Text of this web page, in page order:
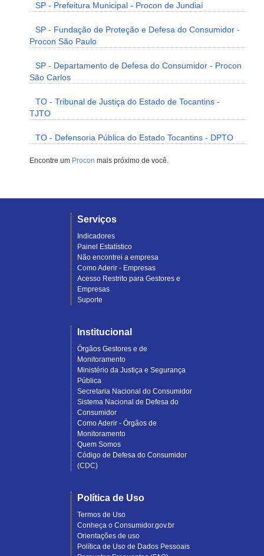
SP - Prefeitura Municipal - Procon de Jundiaí
SP - Fundação de Proteção e Defesa do Consumidor -
Procon São Paulo
SP - Departamento de Defesa do Consumidor - Procon
São Carlos
TO - Tribunal de Justiça do Estado de Tocantins -
TJTO
TO - Defensoria Pública do Estado Tocantins - DPTO
Encontre um Procon mais próximo de você.
Serviços
Indicadores
Painel Estatístico
Não encontrei a empresa
Como Aderir - Empresas
Acesso Restrito para Gestores e
Empresas
Suporte
Institucional
Órgãos Gestores e de
Monitoramento
Ministério da Justiça e Segurança
Pública
Secretaria Nacional do Consumidor
Sistema Nacional de Defesa do
Consumidor
Como Aderir - Órgãos de
Monitoramento
Quem Somos
Código de Defesa do Consumidor
(CDC)
Política de Uso
Termos de Uso
Conheça o Consumidor.gov.br
Orientações de uso
Política de Uso de Dados Pessoais